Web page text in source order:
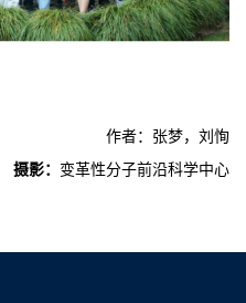
作者： 张梦，刘恂
摄影： 变革性分子前沿科学中心